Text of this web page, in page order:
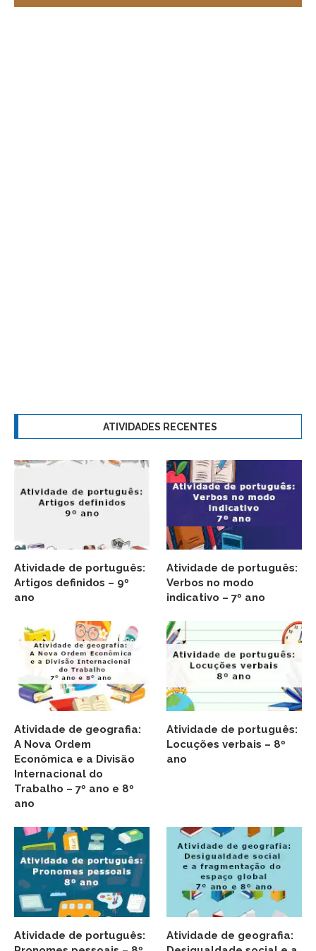
ATIVIDADES RECENTES
Atividade de português:
Artigos definidos – 9º
ano
Atividade de português:
Verbos no modo
indicativo – 7º ano
Atividade de geografia:
A Nova Ordem
Econômica e a Divisão
Internacional do
Trabalho – 7º ano e 8º
ano
Atividade de português:
Locuções verbais – 8º
ano
Atividade de português:
Atividade de geografia: